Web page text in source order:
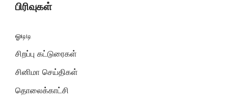
பிரிவுகள்
ஓடிடி
சிறப்பு கட்டுரைகள்
சினிமா செய்திகள்
தொலைக்காட்சி